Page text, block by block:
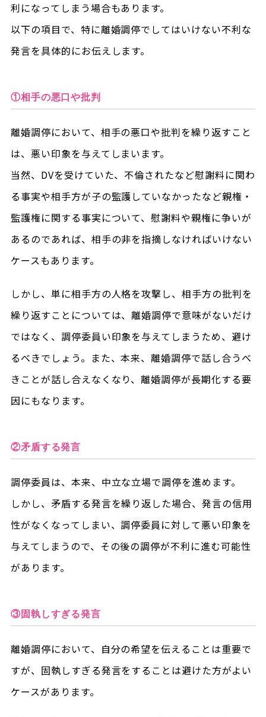
利になってしまう場合もあります。
以下の項目で、特に離婚調停でしてはいけない不利な
発言を具体的にお伝えします。
①相手の悪口や批判
離婚調停において、相手の悪口や批判を繰り返すこと
は、悪い印象を与えてしまいます。
当然、DVを受けていた、不倫されたなど慰謝料に関わ
る事実や相手方が子の監護していなかったなど親権・
監護権に関する事実について、慰謝料や親権に争いが
あるのであれば、相手の非を指摘しなければいけない
ケースもあります。
しかし、単に相手方の人格を攻撃し、相手方の批判を
繰り返すことについては、離婚調停で意味がないだけ
ではなく、調停委員い印象を与えてしまうため、避け
るべきでしょう。また、本来、離婚調停で話し合うべ
きことが話し合えなくなり、離婚調停が長期化する要
因にもなります。
②矛盾する発言
調停委員は、本来、中立な立場で調停を進めます。
しかし、矛盾する発言を繰り返した場合、発言の信用
性がなくなってしまい、調停委員に対して悪い印象を
与えてしまうので、その後の調停が不利に進む可能性
があります。
③固執しすぎる発言
離婚調停において、自分の希望を伝えることは重要で
すが、固執しすぎる発言をすることは避けた方がよい
ケースがあります。